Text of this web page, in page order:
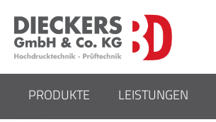
PRODUKTE LEISTUNGEN